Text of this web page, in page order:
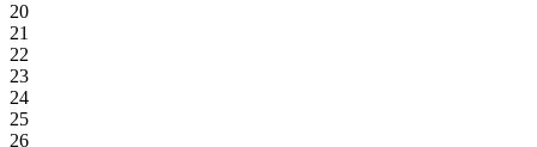
20
21
22
23
24
25
26